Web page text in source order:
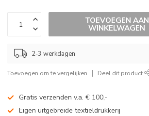
TOEVOEGEN AAN
WINKELWAGEN
2-3 werkdagen
Toevoegen om te vergelijken Deel dit product
Gratis verzenden v.a. € 100,-
Eigen uitgebreide textieldrukkerij